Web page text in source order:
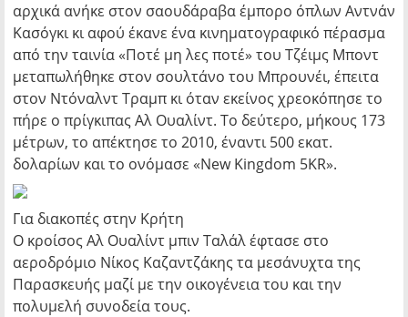
αρχικά ανήκε στον σαουδάραβα έμπορο όπλων Αντνάν
Κασόγκι κι αφού έκανε ένα κινηματογραφικό πέρασμα
από την ταινία «Ποτέ μη λες ποτέ» του Τζέιμς Μποντ
μεταπωλήθηκε στον σουλτάνο του Μπρουνέι, έπειτα
στον Ντόναλντ Τραμπ κι όταν εκείνος χρεοκόπησε το
πήρε ο πρίγκιπας Αλ Ουαλίντ. Το δεύτερο, μήκους 173
μέτρων, το απέκτησε το 2010, έναντι 500 εκατ.
δολαρίων και το ονόμασε «New Kingdom 5KR».
Για διακοπές στην Κρήτη
Ο κροίσος Αλ Ουαλίντ μπιν Ταλάλ έφτασε στο
αεροδρόμιο Νίκος Καζαντζάκης τα μεσάνυχτα της
Παρασκευής μαζί με την οικογένεια του και την
πολυμελή συνοδεία τους.